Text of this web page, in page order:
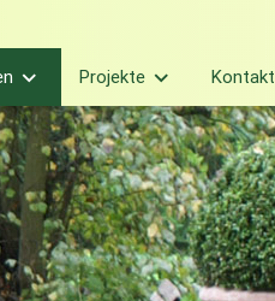
Projekte Kontakt